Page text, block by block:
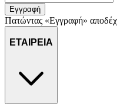
Εγγραφή
Πατώντας «Εγγραφή»
ΕΤΑΙΡΕΙΑ